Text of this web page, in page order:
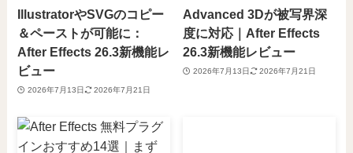
IllustratorやSVGのコピー
＆ペーストが可能に：
After Effects 26.3新機能レ
ビュー
2026年7月13日 2026年7月21日
Advanced 3Dが被写界深
度に対応｜After Effects
26.3新機能レビュー
2026年7月13日 2026年7月21日